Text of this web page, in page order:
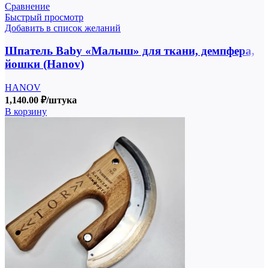
Сравнение
Быстрый просмотр
Добавить в список желаний
Шпатель Baby «Малыш» для ткани, демпфера,
йошки (Hanov)
HANOV
1,140.00 ₽/штука
В корзину